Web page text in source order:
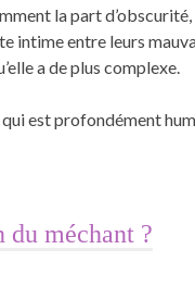
la part
intime entre leurs
a de plus complexe.
est profondément
méchant ?